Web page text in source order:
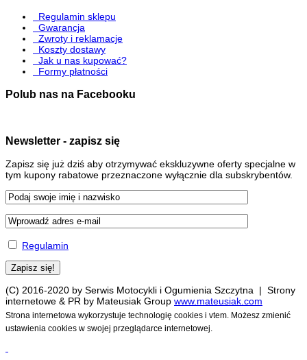
Regulamin sklepu
Gwarancja
Zwroty i reklamacje
Koszty dostawy
Jak u nas kupować?
Formy płatności
Polub nas na Facebooku
Newsletter - zapisz się
Zapisz się już dziś aby otrzymywać ekskluzywne oferty specjalne w
tym kupony rabatowe przeznaczone wyłącznie dla subskrybentów.
Regulamin
(C) 2016-2020 by Serwis Motocykli i Ogumienia Szczytna | Strony
internetowe & PR by Mateusiak Group www.mateusiak.com
Strona internetowa wykorzystuje technologię cookies i vtem. Możesz zmienić
ustawienia cookies w swojej przeglądarce internetowej.